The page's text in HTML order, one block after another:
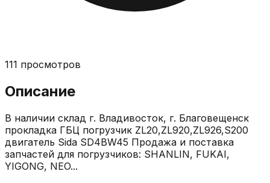
111 просмотров
Описание
В наличии склад г. Владивосток, г. Благовещенск
прокладка ГБЦ погрузчик ZL20,ZL920,ZL926,S200
двигатель Sida SD4BW45 Продажа и поставка
запчастей для погрузчиков: SHANLIN, FUKAI,
YIGONG, NEO...